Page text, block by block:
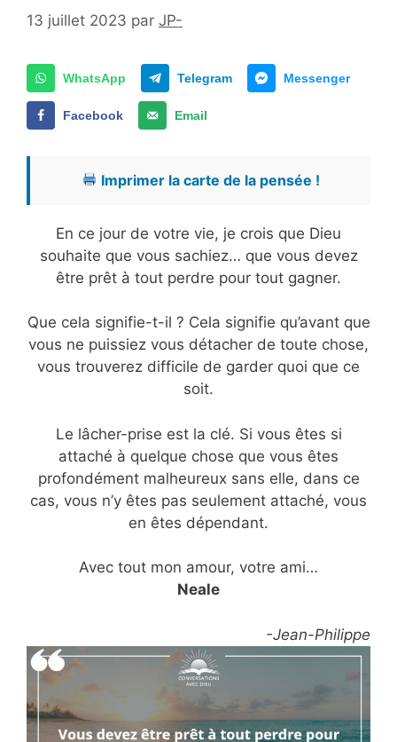
13 juillet 2023 par JP-
WhatsApp Telegram Messenger
Facebook Email
Imprimer la carte de la pensée !
En ce jour de votre vie, je crois que Dieu
souhaite que vous sachiez… que vous devez
être prêt à tout perdre pour tout gagner.
Que cela signifie-t-il ? Cela signifie qu’avant que
vous ne puissiez vous détacher de toute chose,
vous trouverez difficile de garder quoi que ce
soit.
Le lâcher-prise est la clé. Si vous êtes si
attaché à quelque chose que vous êtes
profondément malheureux sans elle, dans ce
cas, vous n’y êtes pas seulement attaché, vous
en êtes dépendant.
Avec tout mon amour, votre ami…
Neale
-Jean-Philippe